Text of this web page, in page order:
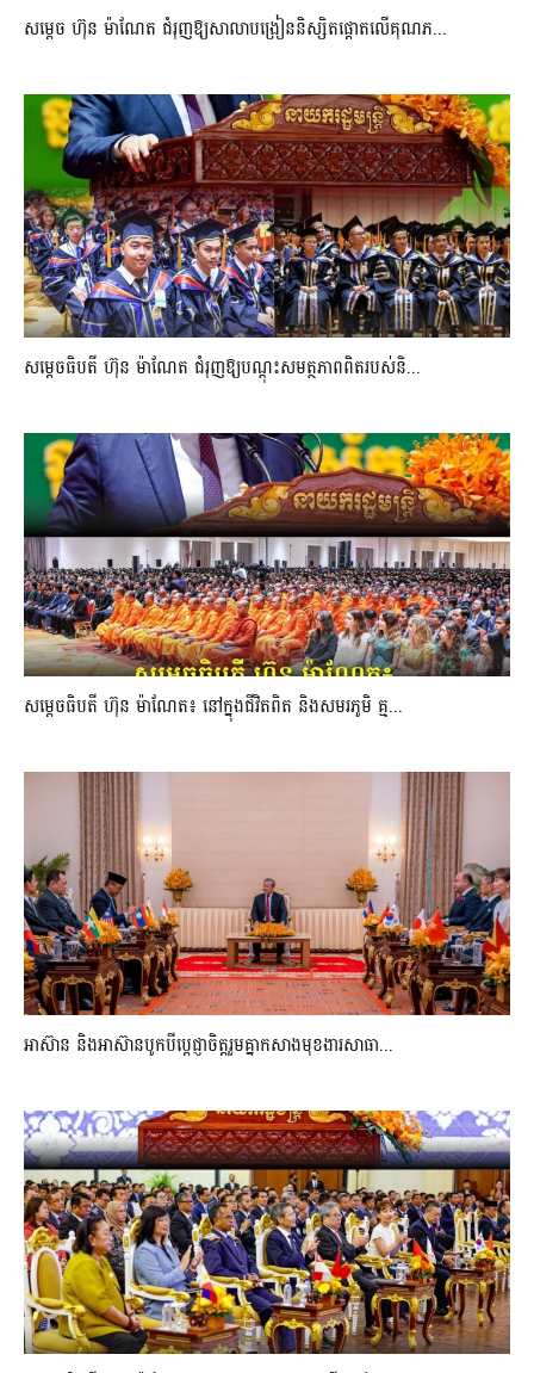
សម្តេច ហ៊ុន ម៉ាណែត ជំរុញឱ្យសាលាបង្រៀននិស្សិតផ្តោតលើគុណភ...
សម្តេចធិបតី ហ៊ុន ម៉ាណែត ជំរុញឱ្យបណ្តុះសមត្ថភាពពិតរបស់និ...
សម្តេចធិបតី ហ៊ុន ម៉ាណែត៖ នៅក្នុងជីវិតពិត និងសមរភូមិ គ្ម...
អាស៊ាន និងអាស៊ានបូកបីប្តេជ្ញាចិត្តរួមគ្នាកសាងមុខងារសាធា...